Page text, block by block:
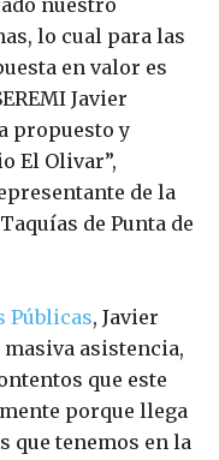
nuestro
lo cual para las
en valor es
Javier
propuesto y
El Olivar”,
de la
de Punta de
Públicas, Javier
masiva asistencia,
que este
porque llega
que tenemos en la